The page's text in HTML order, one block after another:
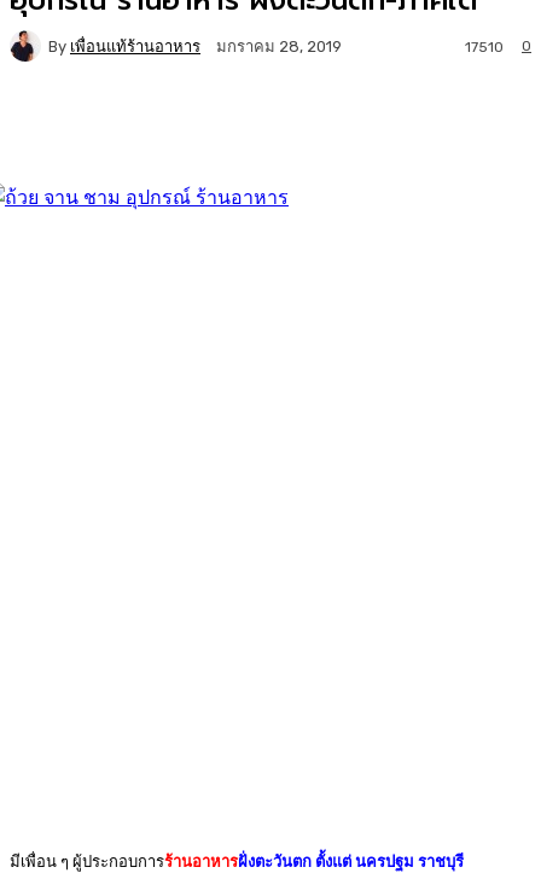
By เพื่อนแท้ร้านอาหาร มกราคม 28, 2019 0
17510
มีเพื่อน ๆ ผู้ประกอบการร้านอาหารฝั่งตะวันตก ตั้งแต่ นครปฐม ราชบุรี